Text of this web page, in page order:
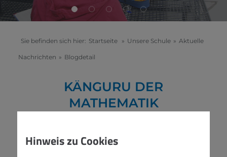
Sie befinden sich hier: Startseite » Unsere Schule » Aktuelle
Nachrichten » Blogdetail
KÄNGURU DER
MATHEMATIK
MINT,FÖRDERN
Hinweis zu Cookies